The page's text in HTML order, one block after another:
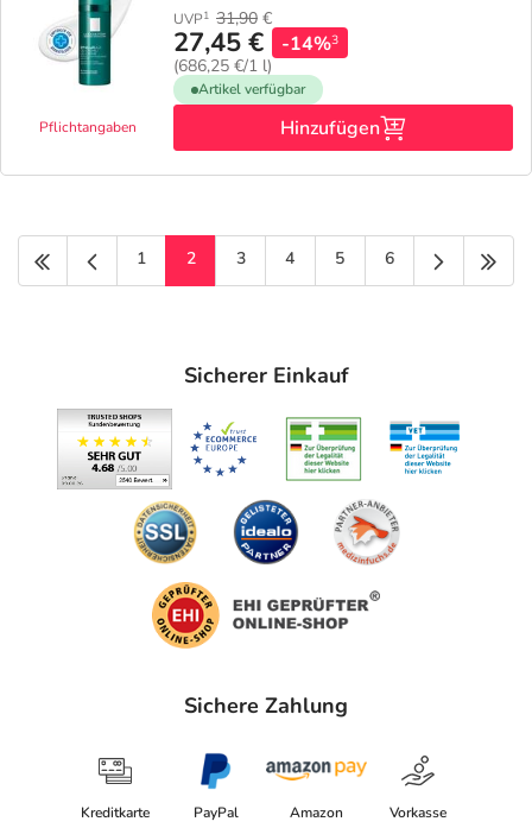
Pflichtangaben
UVP1 31,90 €
27,45 €
(686,25 €/1 l)
-14%3
Artikel verfügbar
Hinzufügen
Erste SeiteVorige Seite
1 2 3 4 5 6 Nächste
Sicherer Einkauf
Sichere Zahlung
Kreditkarte PayPal Amazon Vorkasse